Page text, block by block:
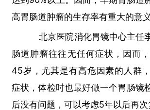
高胃肠道肿瘤的生存率有重大的意义
北京医院消化胃镜中心主任
肠道肿瘤往往无任何症状，因而
45岁，尤其是有高危因素的人群
症状，体检时也最好做一个胃肠镜
后没有问题，可以考虑5年以后再次